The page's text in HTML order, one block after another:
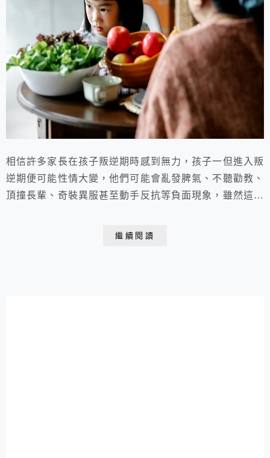
相信許多家長在孩子叛逆期時感到無力，孩子一但進入叛
逆期便可能性情大變，他們可能會亂發脾氣、不聽勸教、
頂撞長輩、奇裝異服甚至動手反抗等負面現象，雖然這些
繼續閱讀